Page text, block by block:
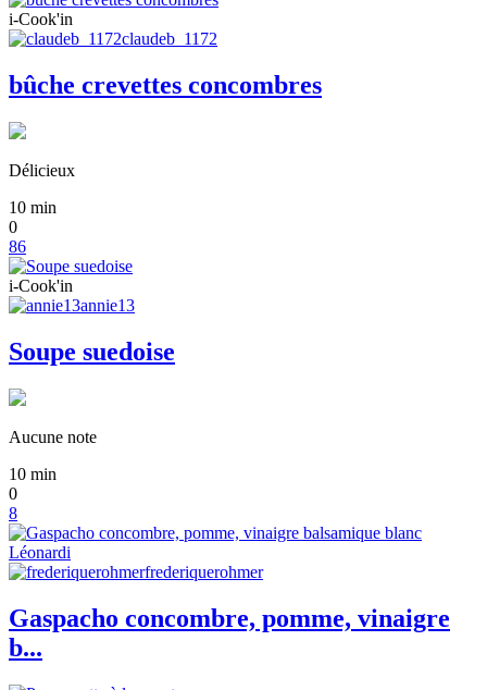
i-Cook'in
claudeb_1172
bûche crevettes concombres
Délicieux
10 min
0
86
i-Cook'in
annie13
Soupe suedoise
Aucune note
10 min
0
8
frederiquerohmer
Gaspacho concombre, pomme, vinaigre
b...